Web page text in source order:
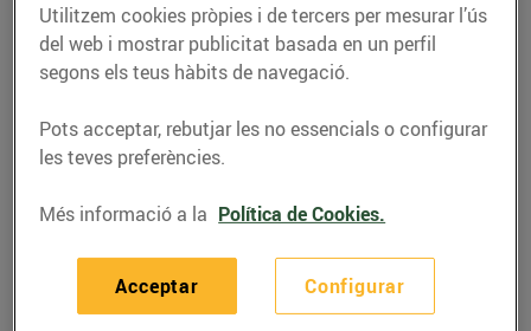
RECEPTES
Utilitzem cookies pròpies i de tercers per mesurar l’ús
del web i mostrar publicitat basada en un perfil
segons els teus hàbits de navegació.
Pots acceptar, rebutjar les no essencials o configurar
les teves preferències.
Més informació a la Política de Cookies.
Configurar
Acceptar